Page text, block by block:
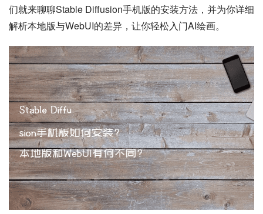
们就来聊聊Stable Diffusion手机版的安装方法，并为你详细
解析本地版与WebUI的差异，让你轻松入门AI绘画。